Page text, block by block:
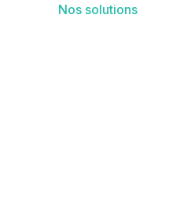
Nos solutions